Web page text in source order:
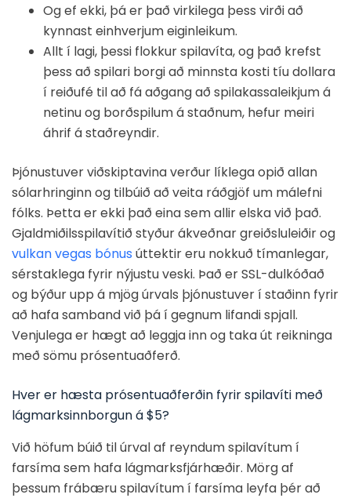
Og ef ekki, þá er það virkilega þess virði að
kynnast einhverjum eiginleikum.
Allt í lagi, þessi flokkur spilavíta, og það krefst
þess að spilari borgi að minnsta kosti tíu dollara
í reiðufé til að fá aðgang að spilakassaleikjum á
netinu og borðspilum á staðnum, hefur meiri
áhrif á staðreyndir.
Þjónustuver viðskiptavina verður líklega opið allan
sólarhringinn og tilbúið að veita ráðgjöf um málefni
fólks. Þetta er ekki það eina sem allir elska við það.
Gjaldmiðilsspilavítið styður ákveðnar greiðsluleiðir og
vulkan vegas bónus úttektir eru nokkuð tímanlegar,
sérstaklega fyrir nýjustu veski. Það er SSL-dulkóðað
og býður upp á mjög úrvals þjónustuver í staðinn fyrir
að hafa samband við þá í gegnum lifandi spjall.
Venjulega er hægt að leggja inn og taka út reikninga
með sömu prósentuaðferð.
Hver er hæsta prósentuaðferðin fyrir spilavíti með
lágmarksinnborgun á $5?
Við höfum búið til úrval af reyndum spilavítum í
farsíma sem hafa lágmarksfjárhæðir. Mörg af
þessum frábæru spilavítum í farsíma leyfa þér að